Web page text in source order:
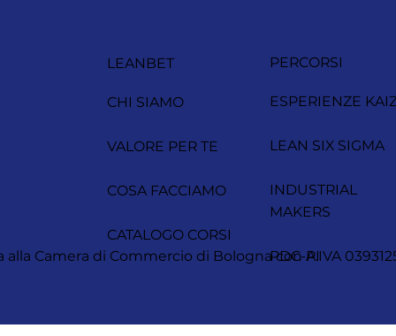
LEANBET
CHI SIAMO
VALORE PER TE
COSA FACCIAMO
CATALOGO CORSI
PERCORSI
ESPERIENZE
LEAN SIX SIGMA
INDUSTRIAL
MAKERS
PDC-AI
Camera di Commercio di Bologna con P.IVA